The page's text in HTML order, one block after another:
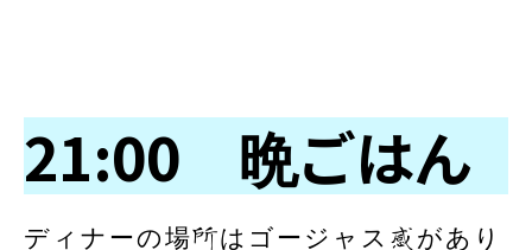
21:00 晩ごはん
ディナーの場所はゴージャス感があり